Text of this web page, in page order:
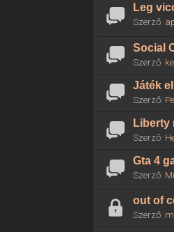
Leg
Szerző:
Social
Szerző:
Játék
Szerző:
Liberty
Szerző:
Gta 4
Szerző:
out of
Szerző: